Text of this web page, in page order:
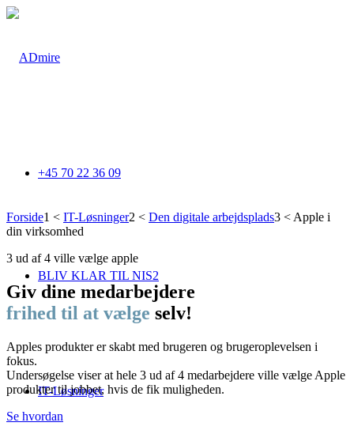
+45 70 22 36 09
BLIV KLAR TIL NIS2
IT-Løsninger
Forside1 < IT-Løsninger2 < Den digitale arbejdsplads3 < Apple i
din virksomhed
3 ud af 4 ville vælge apple
Giv dine medarbejdere
frihed til at vælge selv!
Apples produkter er skabt med brugeren og brugeroplevelsen i
fokus.
Undersøgelse viser at hele 3 ud af 4 medarbejdere ville vælge Apple
produkter til jobbet, hvis de fik muligheden.
Se hvordan